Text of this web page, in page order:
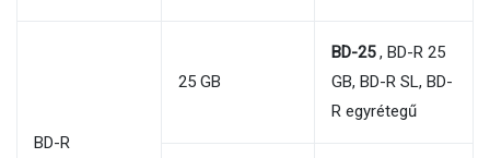
BD-R
25 GB
BD-25, BD-R 25
GB, BD-R SL, BD-
R egyrétegű